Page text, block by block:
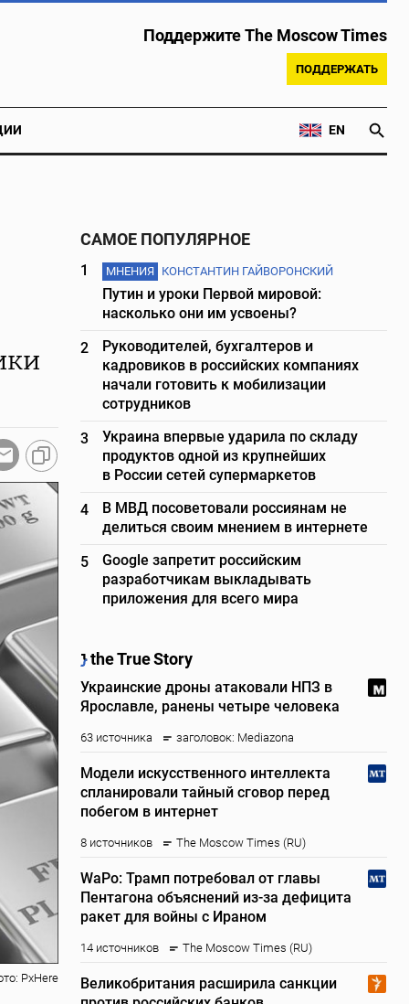
Поддержите The Moscow Times
ПОДДЕРЖАТЬ
EN
PxHere
САМОЕ ПОПУЛЯРНОЕ
1 МНЕНИЯ КОНСТАНТИН ГАЙВОРОНСКИЙ
Путин и уроки Первой мировой:
насколько они им усвоены?
2
Руководителей, бухгалтеров и
кадровиков в российских компаниях
начали готовить к мобилизации
сотрудников
3
Украина впервые ударила по складу
продуктов одной из крупнейших
в России сетей супермаркетов
4
В МВД посоветовали россиянам не
делиться своим мнением в интернете
5
Google запретит российским
разработчикам выкладывать
приложения для всего мира